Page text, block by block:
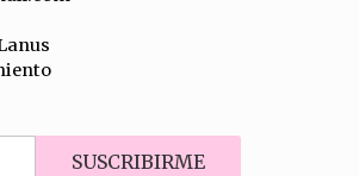
SUSCRIBIRME